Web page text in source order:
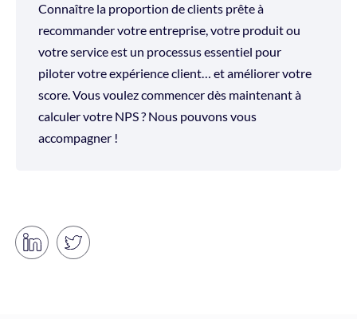
Connaître la proportion de clients prête à
recommander votre entreprise, votre produit ou
votre service est un processus essentiel pour
piloter votre expérience client… et améliorer votre
score. Vous voulez commencer dès maintenant à
calculer votre NPS ? Nous pouvons vous
accompagner !